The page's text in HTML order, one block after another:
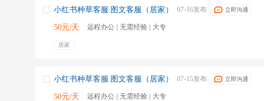
小红书种草客服 图文客服（居家） 07-16发布 立即沟通
50元/天 远程办公 | 无需经验 | 大专
居家
小红书种草客服 图文客服（居家） 07-15发布 立即沟通
50元/天 远程办公 | 无需经验 | 大专